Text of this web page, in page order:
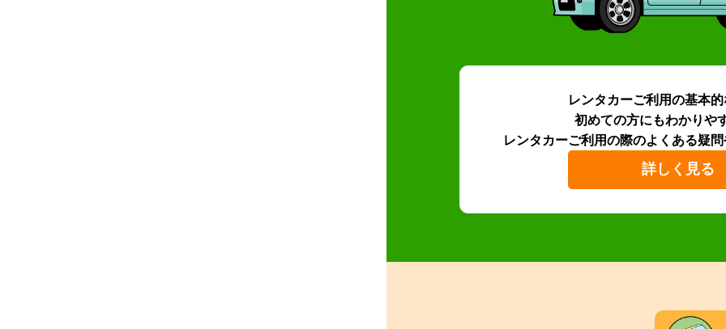
レンタカーご利用の基本
初めての方にもわかりや
レンタカーご利用の際のよくある疑問
詳しく見る